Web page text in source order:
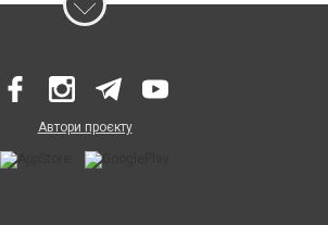
Автори проєкту